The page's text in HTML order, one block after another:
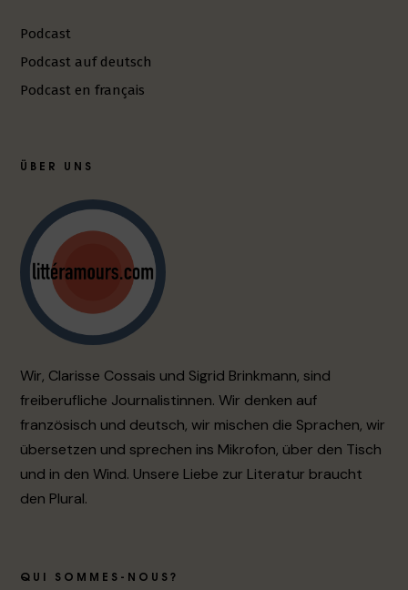
u
d
s
Podcast
Podcast auf deutsch
Podcast en français
ÜBER UNS
Wir, Clarisse Cossais und Sigrid Brinkmann, sind
freiberufliche Journalistinnen. Wir denken auf
französisch und deutsch, wir mischen die Sprachen, wir
übersetzen und sprechen ins Mikrofon, über den Tisch
und in den Wind. Unsere Liebe zur Literatur braucht
den Plural.
QUI SOMMES-NOUS?